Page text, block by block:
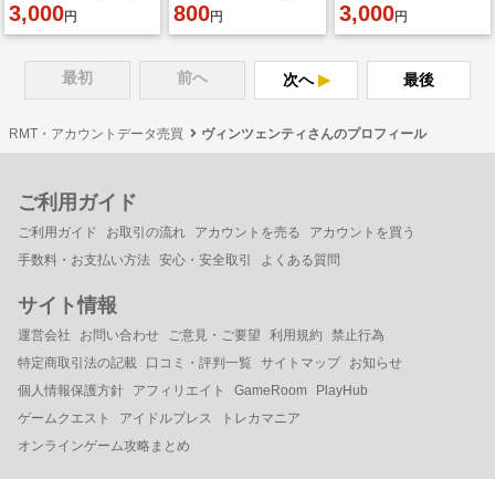
じ箱80以上+5★武器
確認巻40以上+5★引
換券5
3,000円
キャラ45~55体 初期
垢
800円
3~8枚
3,000円
最初 前へ 次へ 最後
RMT・アカウントデータ売買 ヴィンツェンティさんのプロフィール
ご利用ガイド
ご利用ガイド お取引の流れ アカウントを売る
アカウントを買う
手数料・お支払い方法 安心・安全取引 よくある質問
サイト情報
運営会社 お問い合わせ ご意見・ご要望 利用規約
禁止行為
特定商取引法の記載
口コミ・評判一覧 サイトマップ
お知らせ
個人情報保護方針
アフィリエイト GameRoom
PlayHub
ゲームクエスト
アイドルプレス
トレカマニア
オンラインゲーム攻略まとめ